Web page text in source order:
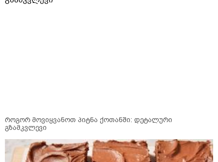
როგორ მოვიყვანოთ პიტნა ქოთანში: დეტალური
გზამკვლევი